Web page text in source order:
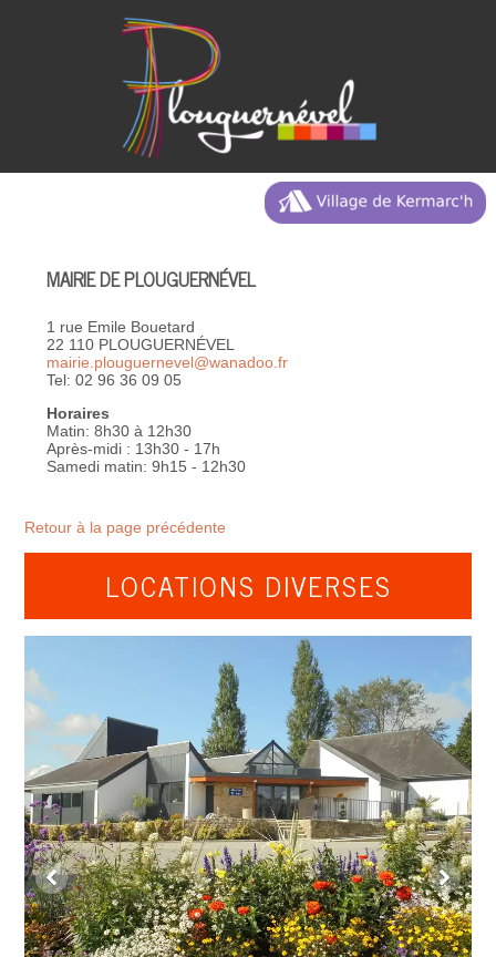
MAIRIE DE PLOUGUERNÉVEL
1 rue Emile Bouetard
22 110 PLOUGUERNÉVEL
mairie.plouguernevel@wanadoo.fr
Tel: 02 96 36 09 05
Horaires
Matin: 8h30 à 12h30
Après-midi : 13h30 - 17h
Samedi matin: 9h15 - 12h30
Retour à la page précédente
LOCATIONS DIVERSES